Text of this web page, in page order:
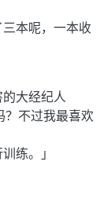
三本呢，一本收
大经纪人
？不过我最喜欢
练。」